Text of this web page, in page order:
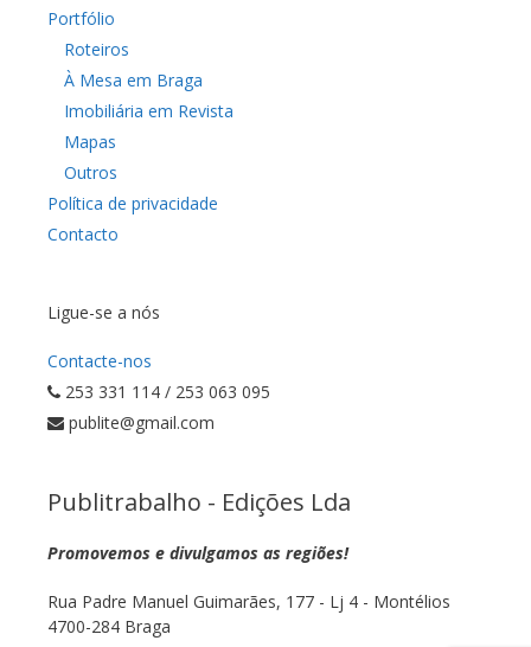
Portfólio
Roteiros
À Mesa em Braga
Imobiliária em Revista
Mapas
Outros
Política de privacidade
Contacto
Ligue-se a nós
Contacte-nos
253 331 114 / 253 063 095
publite@gmail.com
Publitrabalho - Edições Lda
Promovemos e divulgamos as regiões!
Rua Padre Manuel Guimarães, 177 - Lj 4 - Montélios
4700-284 Braga